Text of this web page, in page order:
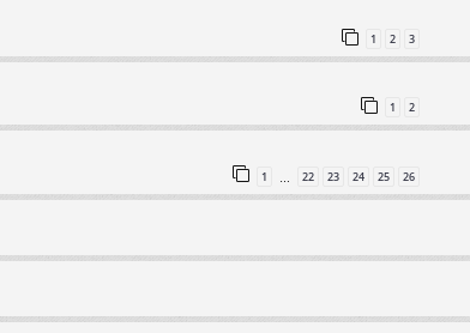
1 2 3
1 2
1 22 23 24 25 26